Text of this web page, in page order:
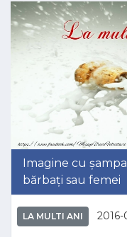
Imagine cu
bărbați sau femei
LA MULTI ANI 2016-